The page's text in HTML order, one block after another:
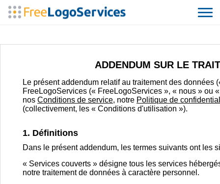
ADDENDUM SUR LE
Le présent addendum relatif au traitement des
FreeLogoServices (« FreeLogoServices », « nous » ou
nos Conditions de service, notre Politique de
(collectivement, les « Conditions d'utilisation »).
1. Définitions
Dans le présent addendum, les termes suivants ont les
« Services couverts » désigne tous les services
notre traitement de données à caractère personnel.